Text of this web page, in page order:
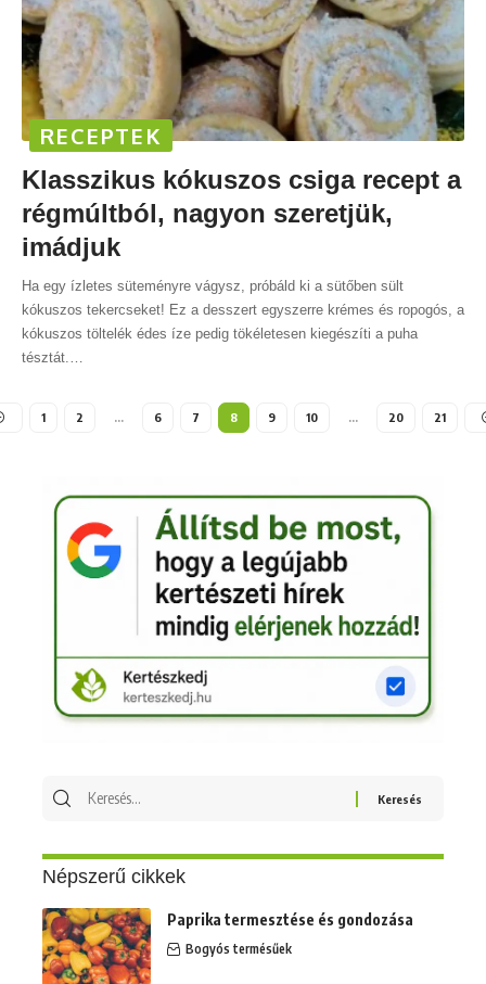
RECEPTEK
Klasszikus kókuszos csiga recept a
régmúltból, nagyon szeretjük,
imádjuk
Ha egy ízletes süteményre vágysz, próbáld ki a sütőben sült
kókuszos tekercseket! Ez a desszert egyszerre krémes és ropogós, a
kókuszos töltelék édes íze pedig tökéletesen kiegészíti a puha
tésztát.
1 2 … 6 7 8 9 10 … 20 21
Népszerű cikkek
Paprika termesztése és gondozása
Bogyós termésűek